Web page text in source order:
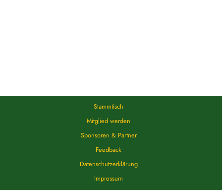
Stammtisch
Mitglied werden
Sponsoren & Partner
Feedback
Datenschutzerklärung
Impressum